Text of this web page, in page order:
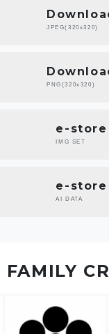
JPEG(320x320)
PNG(320x320)
e-store
IMG SET
e-store
AI DATA